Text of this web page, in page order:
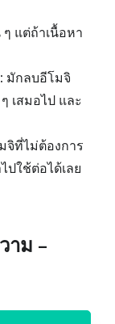
แต่ถ้าเนื้อหา
มักลบอีโมจิ
เสมอไป และ
จิที่ไม่ต้องการ
ปใช้ต่อได้เลย
าม –